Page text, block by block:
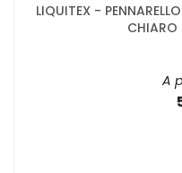
LIQUITEX -
CHIARO
A